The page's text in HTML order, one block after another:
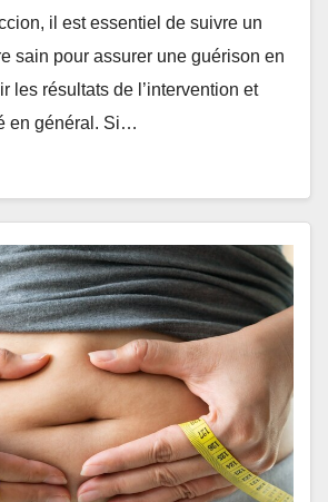
il est essentiel de suivre un
sain pour assurer une guérison en
les résultats de l’intervention et
en général. Si…